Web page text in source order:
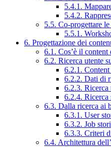
5.4.1.
5.4.2.
5.5. Co-progettare
5.5.1.
6. Progettazione dei
6.1. Cos’è il content
6.2. Ricerca utente
6.2.1.
6.2.2. Dati di
6.2.3. Ricerca
6.2.4. Ricerca
6.3. Dalla ricerca ai
6.3.1. User
6.3.2. Job
6.3.3. Criteri
6.4. Architettura